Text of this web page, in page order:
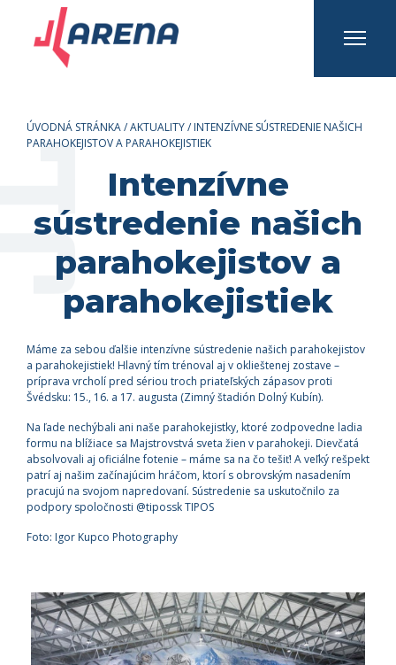
ÚVODNÁ STRÁNKA/AKTUALITY/ INTENZÍVNE SÚSTREDENIE NAŠICH
PARAHOKEJISTOV A PARAHOKEJISTIEK
Intenzívne
sústredenie našich
parahokejistov a
parahokejistiek
Máme za sebou ďalšie intenzívne sústredenie našich parahokejistov
a parahokejistiek! Hlavný tím trénoval aj v oklieštenej zostave –
príprava vrcholí pred sériou troch priateľských zápasov proti
Švédsku: 15., 16. a 17. augusta (Zimný štadión Dolný Kubín).
Na ľade nechýbali ani naše parahokejistky, ktoré zodpovedne ladia
formu na blížiace sa Majstrovstvá sveta žien v parahokeji. Dievčatá
absolvovali aj oficiálne fotenie – máme sa na čo tešiť! A veľký rešpekt
patrí aj našim začínajúcim hráčom, ktorí s obrovským nasadením
pracujú na svojom napredovaní. Sústredenie sa uskutočnilo za
podpory spoločnosti @tipossk TIPOS
Foto: Igor Kupco Photography